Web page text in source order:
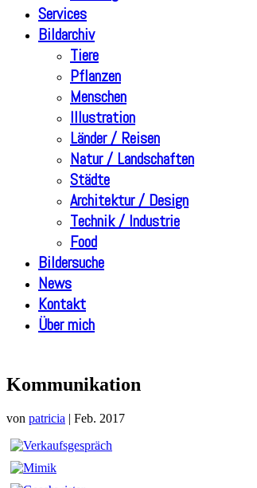
Services
Bildarchiv
Tiere
Pflanzen
Menschen
Illustration
Länder / Reisen
Natur / Landschaften
Städte
Architektur / Design
Technik / Industrie
Food
Bildersuche
News
Kontakt
Über mich
Kommunikation
von patricia | Feb. 2017